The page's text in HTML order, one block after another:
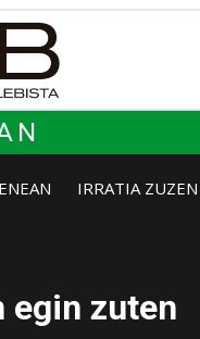
IRRATIA
egin zuten